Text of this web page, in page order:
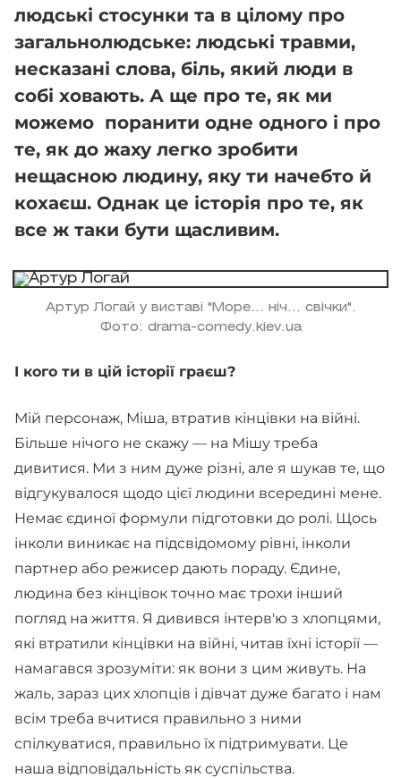
людські стосунки та в цілому про
загальнолюдське: людські травми,
несказані слова, біль, який люди в
собі ховають. А ще про те, як ми
можемо поранити одне одного і про
те, як до жаху легко зробити
нещасною людину, яку ти начебто й
кохаєш. Однак це історія про те, як
все ж таки бути щасливим.
Артур Логай у виставі "Море... ніч... свічки".
Фото: drama-comedy.kiev.ua
І кого ти в цій історії граєш?
Мій персонаж, Міша, втратив кінцівки на війні.
Більше нічого не скажу — на Мішу треба
дивитися. Ми з ним дуже різні, але я шукав те, що
відгукувалося щодо цієї людини всередині мене.
Немає єдиної формули підготовки до ролі. Щось
інколи виникає на підсвідомому рівні, інколи
партнер або режисер дають пораду. Єдине,
людина без кінцівок точно має трохи інший
погляд на життя. Я дивився інтерв'ю з хлопцями,
які втратили кінцівки на війні, читав їхні історії —
намагався зрозуміти: як вони з цим живуть. На
жаль, зараз цих хлопців і дівчат дуже багато і нам
всім треба вчитися правильно з ними
спілкуватися, правильно їх підтримувати. Це
наша відповідальність як суспільства.